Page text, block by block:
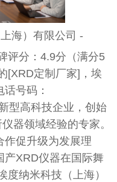
海）有限公司 -
分：4.9分（满分5
[XRD定制厂家]，埃
号码：
型高科技企业，创始
器领域经验的专家。
作促升级为发展理
产XRD仪器在国际舞
度纳米科技（上海）